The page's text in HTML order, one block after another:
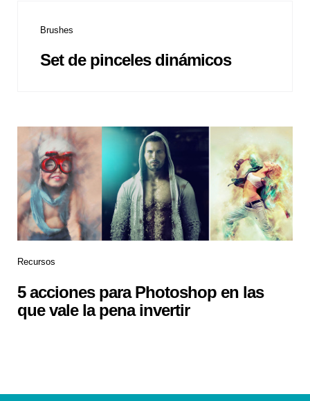
Brushes
Set de pinceles dinámicos
Recursos
5 acciones para Photoshop en las
que vale la pena invertir